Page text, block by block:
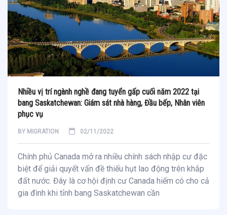
Nhiều vị trí ngành nghề đang tuyển gấp cuối năm 2022 tại
bang Saskatchewan: Giám sát nhà hàng, Đầu bếp, Nhân viên
phục vụ
BY MIGRATION 02/11/2022
Chính phủ Canada mở ra nhiều chính sách nhập cư đặc
biệt để giải quyết vấn đề thiếu hụt lao động trên khắp
đất nước. Đây là cơ hội định cư Canada hiếm có cho cả
gia đình khi tỉnh bang Saskatchewan cần